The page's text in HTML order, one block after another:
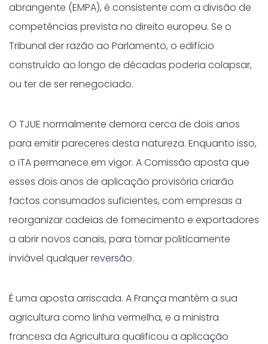
abrangente (EMPA), é consistente com a divisão de
competências prevista no direito europeu. Se o
Tribunal der razão ao Parlamento, o edifício
construído ao longo de décadas poderia colapsar,
ou ter de ser renegociado.
O TJUE normalmente demora cerca de dois anos
para emitir pareceres desta natureza. Enquanto isso,
o iTA permanece em vigor. A Comissão aposta que
esses dois anos de aplicação provisória criarão
factos consumados suficientes, com empresas a
reorganizar cadeias de fornecimento e exportadores
a abrir novos canais, para tornar politicamente
inviável qualquer reversão.
É uma aposta arriscada. A França mantém a sua
agricultura como linha vermelha, e a ministra
francesa da Agricultura qualificou a aplicação